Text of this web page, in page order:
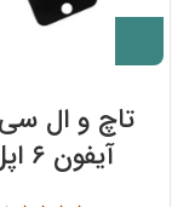
تاچ و ال